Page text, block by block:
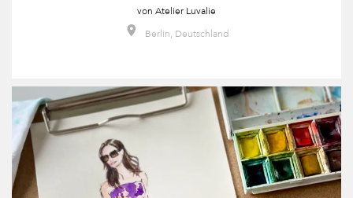
von Atelier Luvalie
Berlin, Deutschland